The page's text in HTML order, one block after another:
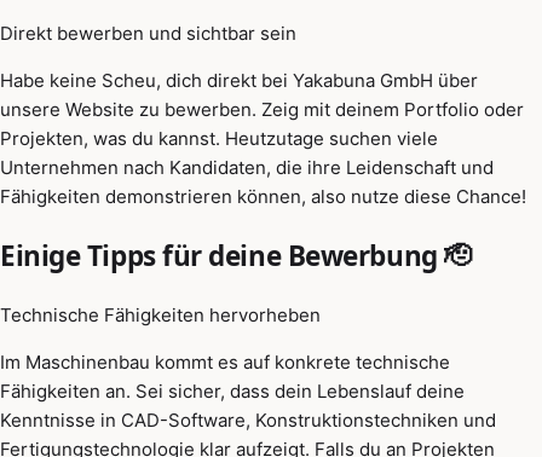
Direkt bewerben und sichtbar sein
Habe keine Scheu, dich direkt bei Yakabuna GmbH über
unsere Website zu bewerben. Zeig mit deinem Portfolio oder
Projekten, was du kannst. Heutzutage suchen viele
Unternehmen nach Kandidaten, die ihre Leidenschaft und
Fähigkeiten demonstrieren können, also nutze diese Chance!
Einige Tipps für deine Bewerbung 🫡
Technische Fähigkeiten hervorheben
Im Maschinenbau kommt es auf konkrete technische
Fähigkeiten an. Sei sicher, dass dein Lebenslauf deine
Kenntnisse in CAD-Software, Konstruktionstechniken und
Fertigungstechnologie klar aufzeigt. Falls du an Projekten